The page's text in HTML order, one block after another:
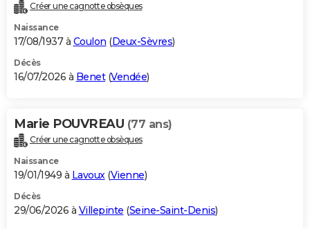
Destinations
City break
Voyage nature
Voyage de noces
Forum
Climat
+PHOTO
GUIDES D'ACHAT
BONS PLANS
Carte de Noël
Carte Bonne année
Carte Saint-Valentin
Carte Pâques
Carte d'anniversaire
DICTIONNAIRE
Dictionnaire
Biographies
Citations
Expressions
Proverbes
PROGRAMME TV
S'inscrire
Se connecter
Lycées
Collèges
Primaires
Universités
Entreprises
Service militaire
Avis de recherche
AVIS DE DÉCÈS
Créer une cagnotte obsèques
Naissance
17/08/1937 à Coulon (Deux-Sèvres)
Décès
16/07/2026 à Benet(Vendée)
Marie POUVREAU (77 ans)
Créer une cagnotte obsèques
Naissance
19/01/1949 à Lavoux(Vienne)
Décès
29/06/2026 à Villepinte (Seine-Saint-Denis)